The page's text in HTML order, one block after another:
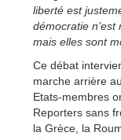
liberté est
démocratie n’est
mais elles sont
Ce débat
marche arrière
Etats-membres
Reporters sans
la Grèce, la